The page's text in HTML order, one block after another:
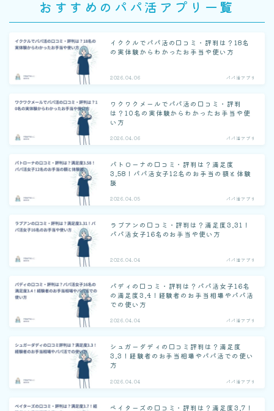
おすすめのパパ活アプリ一覧
イククルでパパ活の口コミ・評判は？18名
の実体験からわかったお手当や使い方
2026.04.06 パパ活アプリ
ワクワクメールでパパ活の口コミ・評判
は？10名の実体験からわかったお手当や使
い方
2026.04.06 パパ活アプリ
パトローナの口コミ・評判は？満足度
3.58！パパ活女子12名のお手当の額と体験
談
2026.04.05 パパ活アプリ
ラブアンの口コミ・評判は？満足度3.31！
パパ活女子16名のお手当や使い方
2026.04.04 パパ活アプリ
パディの口コミ・評判は？パパ活女子16名
の満足度3.4！経験者のお手当相場やパパ活
での使い方
2026.04.04 パパ活アプリ
シュガーダディの口コミ評判は？満足度
3.3！経験者のお手当相場やパパ活での使い
方
2026.04.04 パパ活アプリ
ペイターズの口コミ・評判は？満足度3.7！